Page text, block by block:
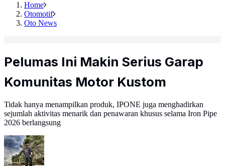
Home
Otomotif
Oto News
Pelumas Ini Makin Serius Garap
Komunitas Motor Kustom
Tidak hanya menampilkan produk, IPONE juga menghadirkan
sejumlah aktivitas menarik dan penawaran khusus selama Iron Pipe
2026 berlangsung